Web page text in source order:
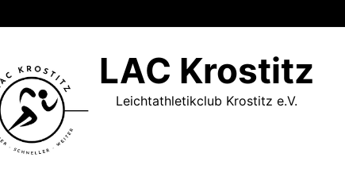
LAC Krostitz
Leichtathletikclub Krostitz e.V.